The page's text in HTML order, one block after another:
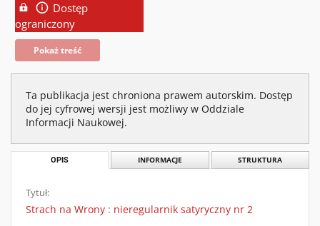
Dostęp
ograniczony
Pokaż treść
Ta publikacja jest chroniona prawem autorskim. Dostęp
do jej cyfrowej wersji jest możliwy w Oddziale
Informacji Naukowej.
OPIS INFORMACJE STRUKTURA
Tytuł:
Strach na Wrony : nieregularnik satyryczny nr 2